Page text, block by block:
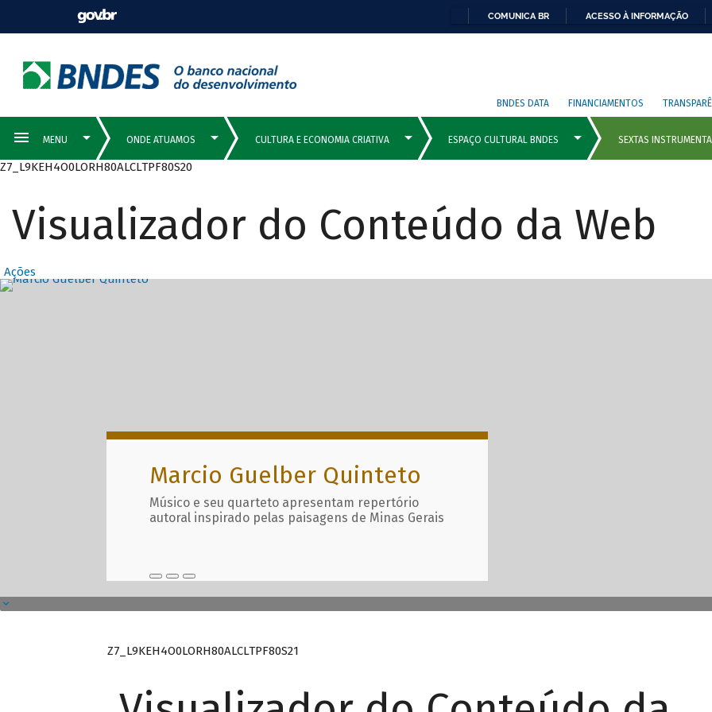
COMUNICA BR ACESSO À INFORMAÇÃO
BNDES DATA FINANCIAMENTOS
Z7_L9KEH4O0LORH80ALCLTPF80S20
Visualizador do Conteúdo da Web
Ações
Destaques Principais com
Marcio Guelber Quinteto
Músico e seu quarteto apresentam repertório
autoral inspirado pelas paisagens de Minas Gerais
Z7_L9KEH4O0LORH80ALCLTPF80S21